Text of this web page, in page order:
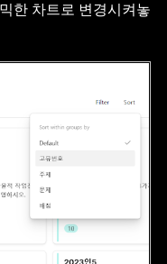
한 차트로 변경시켜놓